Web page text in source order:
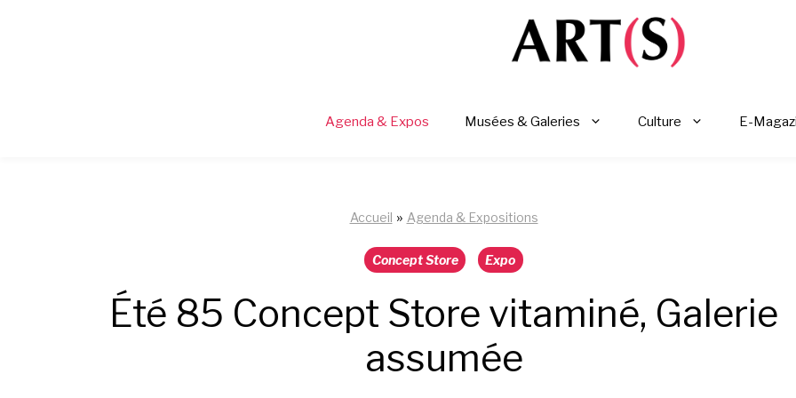
Agenda & Expos Musées & Galeries Culture E-
Accueil » Agenda & Expositions
Concept Store Expo
Été 85 Concept Store vitaminé, Galerie
assumée